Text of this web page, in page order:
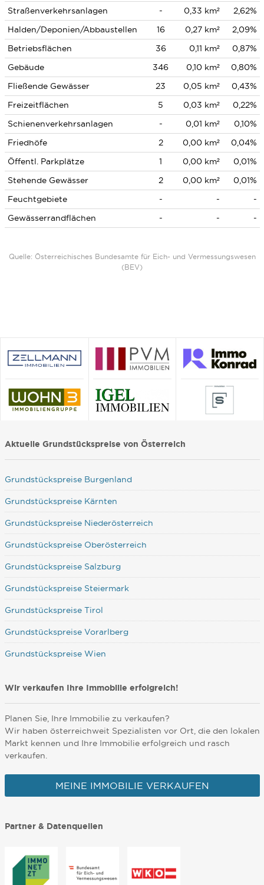
Straßenverkehrsanlagen - 0,33 km²
2,62%
Halden/Deponien/Abbaustellen
16 0,27 km²
2,09%
Betriebsflächen
36 0,11 km²
0,87%
Gebäude
346 0,10 km²
0,80%
Fließende Gewässer
23 0,05 km²
0,43%
Freizeitflächen
5 0,03 km²
0,22%
Schienenverkehrsanlagen
- 0,01 km²
0,10%
Friedhöfe
2 0,00 km²
0,04%
Öffentl. Parkplätze
1 0,00 km²
0,01%
Stehende Gewässer
2 0,00 km²
0,01%
Feuchtgebiete
- -
-
Gewässerrandflächen
- - -
Quelle: Österreichisches Bundesamte für Eich- und Vermessungswesen
(BEV)
Aktuelle Grundstückspreise von Österreich
Grundstückspreise Burgenland
Grundstückspreise Kärnten
Grundstückspreise Niederösterreich
Grundstückspreise Oberösterreich
Grundstückspreise Salzburg
Grundstückspreise Steiermark
Grundstückspreise Tirol
Grundstückspreise Vorarlberg
Grundstückspreise Wien
Wir verkaufen Ihre Immobilie erfolgreich!
Planen Sie, Ihre Immobilie zu verkaufen?
Wir haben österreichweit Spezialisten vor Ort, die den lokalen
Markt kennen und Ihre Immobilie erfolgreich und rasch
verkaufen.
MEINE IMMOBILIE VERKAUFEN
Partner & Datenquellen